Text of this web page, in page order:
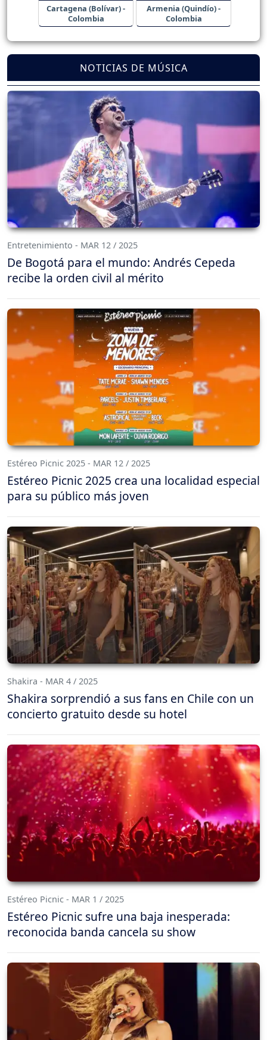
Cartagena (Bolívar) -
Colombia
Armenia (Quindío) -
Colombia
NOTICIAS DE MÚSICA
Entretenimiento - MAR 12 / 2025
De Bogotá para el mundo: Andrés Cepeda
recibe la orden civil al mérito
Estéreo Picnic 2025 - MAR 12 / 2025
Estéreo Picnic 2025 crea una localidad especial
para su público más joven
Shakira - MAR 4 / 2025
Shakira sorprendió a sus fans en Chile con un
concierto gratuito desde su hotel
Estéreo Picnic - MAR 1 / 2025
Estéreo Picnic sufre una baja inesperada:
reconocida banda cancela su show